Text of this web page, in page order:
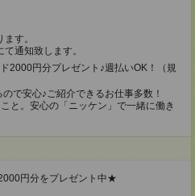
す。
通知致します。
2000円分プレゼント♪週払いOK！（規
で安心♪ご紹介できるお仕事多数！
と。安心の「ニッケン」で一緒に働き
円分をプレゼント中★